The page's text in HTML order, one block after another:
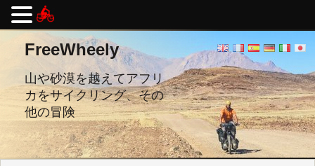
FreeWheely
山や砂漠を越えてアフリ
カをサイクリング、その
他の冒険